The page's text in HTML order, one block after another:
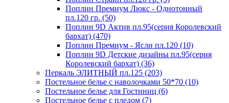
Поплин Премиум Люкс - Однотонный
пл.120 гр. (50)
Поплин 9D Актив пл.95(серия Королевский
бархат) (470)
Поплин Премиум - Ясли пл.120 (10)
Поплин 9D Детские дизайны пл.95(серия
Королевский бархат) (36)
Перкаль ЭЛИТНЫЙ пл.125 (203)
Постельное белье с наволочками 50*70 (10)
Постельное белье для Гостиниц (6)
Постельное белье с пледом (7)